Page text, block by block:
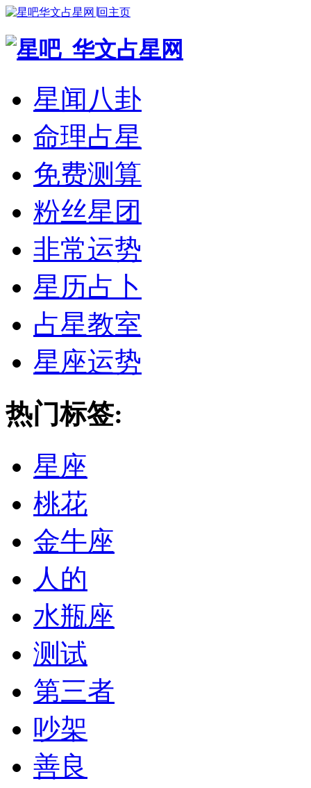
华文占星网∣回主页
星闻八卦
命理占星
免费测算
粉丝星团
非常运势
星历占卜
占星教室
星座运势
热门标签:
星座
桃花
金牛座
人的
水瓶座
测试
第三者
吵架
善良